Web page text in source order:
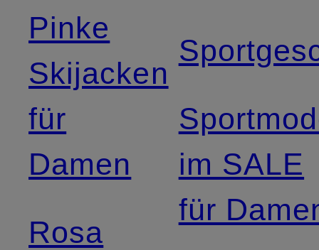
Pinke
Skijacken
für
Damen
Rosa
im SALE
für